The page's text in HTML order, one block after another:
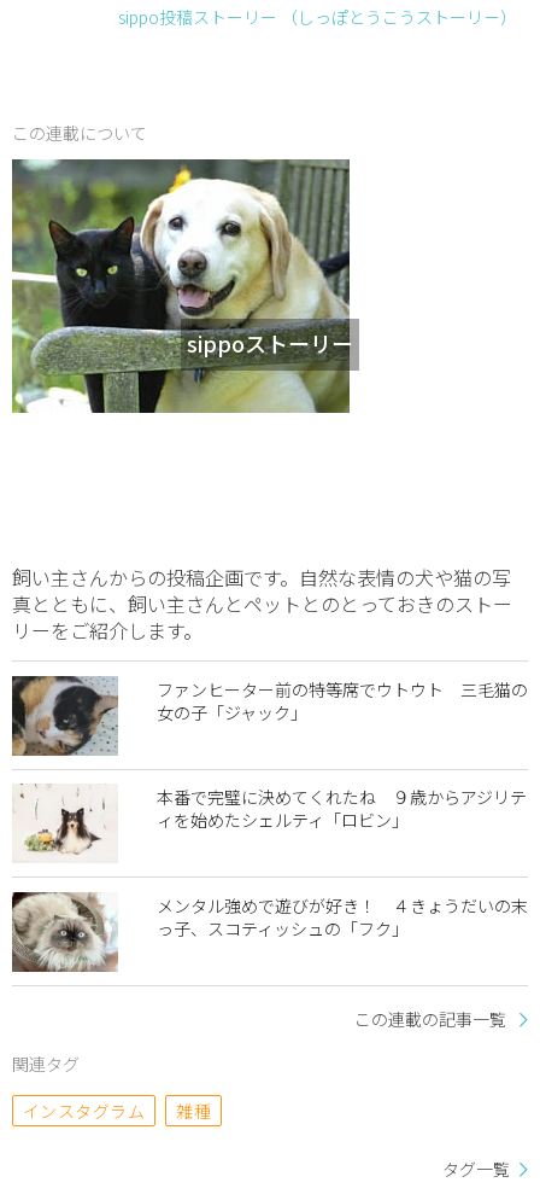
sippo投稿ストーリー （しっぽとうこうストーリ－）
この連載について
sippoストーリー
飼い主さんからの投稿企画です。自然な表情の犬や猫の写
真とともに、飼い主さんとペットとのとっておきのストー
リーをご紹介します。
ファンヒーター前の特等席でウトウト 三毛猫の
女の子「ジャック」
本番で完璧に決めてくれたね ９歳からアジリテ
ィを始めたシェルティ「ロビン」
メンタル強めで遊びが好き！ ４きょうだいの末
っ子、スコティッシュの「フク」
この連載の記事一覧
関連タグ
インスタグラム
雑種
タグ一覧